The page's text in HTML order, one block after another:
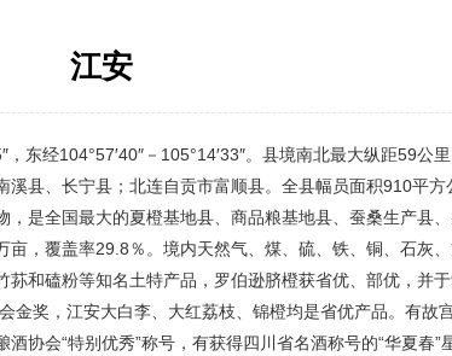
江安
东经104°57′40″－105°14′33″。县境南北最大纵距59公
县、长宁县；北连自贡市富顺县。全县幅员面积910平方
是全国最大的夏橙基地县、商品粮基地县、蚕桑生产县、
，覆盖率29.8％。境内天然气、煤、硫、铁、铜、石灰
和磕粉等知名土特产品，罗伯逊脐橙获省优、部优，并
金奖，江安大白李、大红荔枝、锦橙均是省优产品。有故
协会“特别优秀”称号，有获得四川省名酒称号的“华夏春”